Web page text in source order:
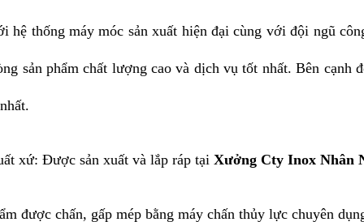
hệ thống máy móc sản xuất hiện đại cùng với đội ngũ
sản phẩm chất lượng cao và dịch vụ tốt nhất. Bên
xứ: Được sản xuất và lắp ráp tại Xưởng Cty Inox Nhân
được chấn, gấp mép bằng máy chấn thủy lực chuyên